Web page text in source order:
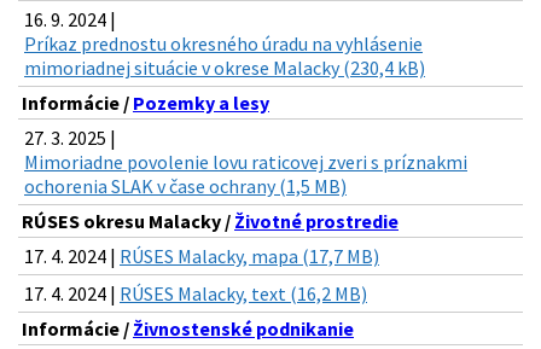
16. 9. 2024 |
Príkaz prednostu okresného úradu na vyhlásenie
mimoriadnej situácie v okrese Malacky (230,4 kB)
Informácie / Pozemky a lesy
27. 3. 2025 |
Mimoriadne povolenie lovu raticovej zveri s príznakmi
ochorenia SLAK v čase ochrany (1,5 MB)
RÚSES okresu Malacky / Životné prostredie
17. 4. 2024 | RÚSES Malacky, mapa (17,7 MB)
17. 4. 2024 | RÚSES Malacky, text (16,2 MB)
Informácie / Živnostenské podnikanie